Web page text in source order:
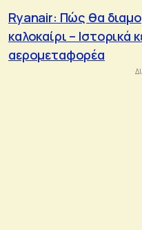
Ryanair: Πώς θα
καλοκαίρι – Ιστορικά
αερομεταφορέα